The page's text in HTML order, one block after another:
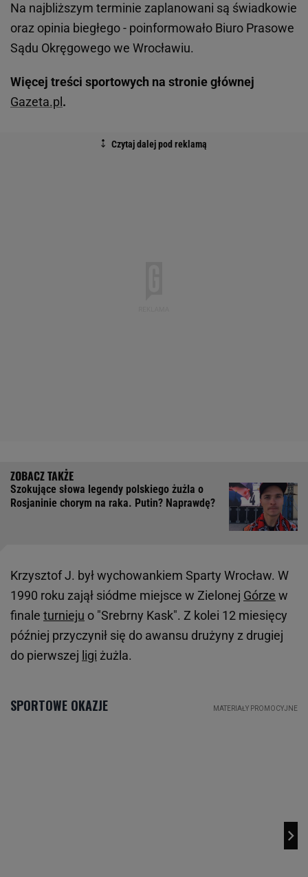
Na najbliższym terminie zaplanowani są świadkowie
oraz opinia biegłego - poinformowało Biuro Prasowe
Sądu Okręgowego we Wrocławiu.
Więcej treści sportowych na stronie głównej
Gazeta.pl .
Szokujące słowa legendy polskiego żużla o
Rosjaninie chorym na raka. Putin? Naprawdę?
Krzysztof J. był wychowankiem Sparty Wrocław. W
1990 roku zajął siódme miejsce w Zielonej Górze w
finale turnieju o "Srebrny Kask". Z kolei 12 miesięcy
później przyczynił się do awansu drużyny z drugiej
do pierwszej ligi żużla.